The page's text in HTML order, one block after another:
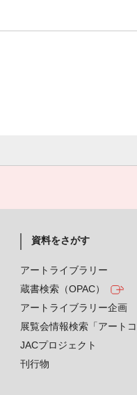
資料をさがす
アートライブラリー
蔵書検索（OPAC）
アートライブラリー企画
展覧会情報検索「アートコ
JACプロジェクト
刊行物